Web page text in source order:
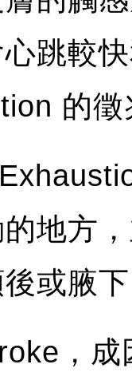
跳較
的徵
地方
或腋
，